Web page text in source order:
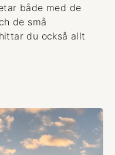
både med de
de små
du också allt